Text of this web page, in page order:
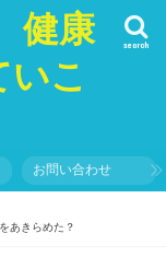
健康
こ
search
お問い合わせ
あきらめた？